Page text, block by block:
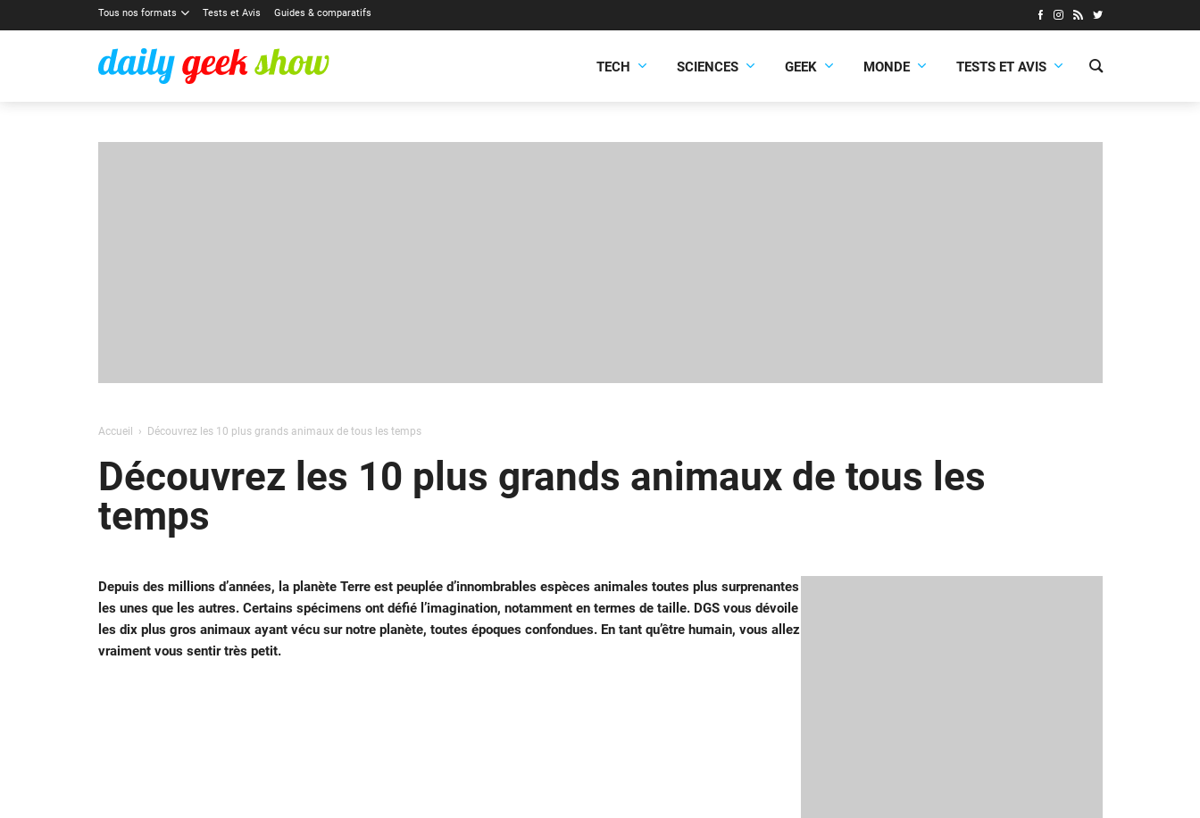
Tous nos formats Tests et Avis Guides & comparatifs
TECH SCIENCES GEEK MONDE TESTS ET AVIS
Accueil Découvrez les 10 plus grands animaux de tous les temps
Découvrez les 10 plus grands animaux de tous les
temps
Depuis des millions d’années, la planète Terre est peuplée d’innombrables espèces animales toutes plus surprenantes
les unes que les autres. Certains spécimens ont défié l’imagination, notamment en termes de taille. DGS vous dévoile
les dix plus gros animaux ayant vécu sur notre planète, toutes époques confondues. En tant qu’être humain, vous allez
vraiment vous sentir très petit.